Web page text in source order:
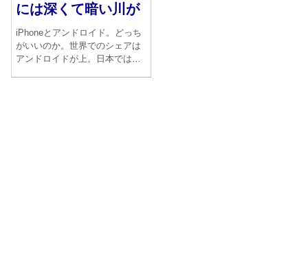
には深くて暗い川が
iPhoneとアンドロイド。どっち
がいいのか。世界でのシェアは
アンドロイドが上。日本では